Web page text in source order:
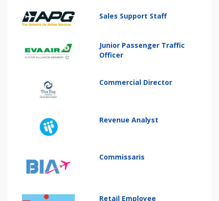
Sales Support Staff
Junior Passenger Traffic
Officer
Commercial Director
Revenue Analyst
Commissaris
Retail Employee